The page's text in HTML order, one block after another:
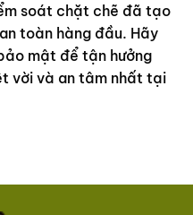
soát chặt chẽ đã tạo
toàn hàng đầu. Hãy
mật để tận hưởng
vời và an tâm nhất tại